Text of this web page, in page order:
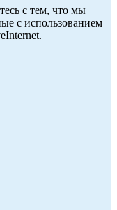
с тем, что мы
с использованием